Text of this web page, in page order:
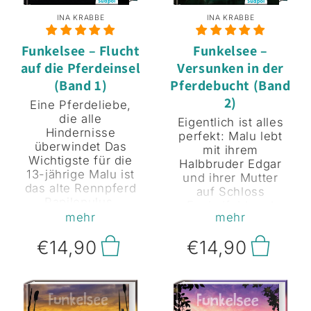
INA KRABBE
Funkelsee – Flucht
auf die Pferdeinsel
(Band 1)
Eine Pferdeliebe,
die alle
Hindernisse
überwindet Das
Wichtigste für die
13-jährige Malu ist
das alte Rennpferd
einsames
maroden Gestüts
Funkelfeld. Doch
Sybill von
Funkelfeld stirbt,
mehr
€14,90
INA KRABBE
Funkelsee –
Versunken in der
Pferdebucht (Band
2)
Eigentlich ist alles
perfekt: Malu lebt
mit ihrem
Halbbruder Edgar
und ihrer Mutter
auf Schloss
genießt die Zeit
mit Papilopulus.
Doch dann bricht
ihr geliebtes Pferd
Giftpflanzen im
Futtertrog! Als
mehr
€14,90